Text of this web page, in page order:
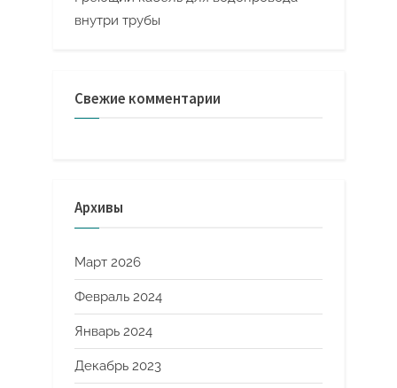
внутри трубы
Свежие комментарии
Архивы
Март 2026
Февраль 2024
Январь 2024
Декабрь 2023